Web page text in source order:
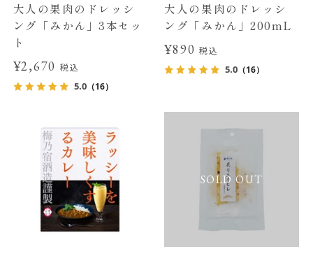
大人の果肉のドレッシ
ング「みかん」3本セッ
ト
¥2,670税込
5.0（16）
大人の果肉のドレッシ
ング「みかん」200mL
¥890税込
5.0 （16）
SOLD OUT